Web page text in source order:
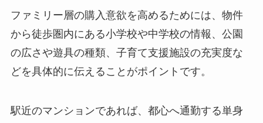
ファミリー層の購入意欲を高めるためには、物件
から徒歩圏内にある小学校や中学校の情報、公園
の広さや遊具の種類、子育て支援施設の充実度な
どを具体的に伝えることがポイントです。
駅近のマンションであれば、都心へ通勤する単身